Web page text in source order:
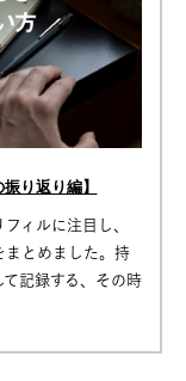
り返り編】
ィルに注目し、
まとめました。持
記録する、その時